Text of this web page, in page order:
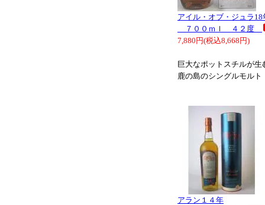
アイル・オブ・ジュラ18
７００ｍｌ ４２度
7,880円(税込8,668円)
巨大なポットスチルが生
鹿の島のシングルモルト
アラン１４年